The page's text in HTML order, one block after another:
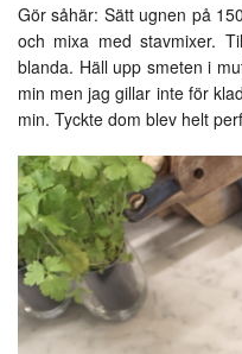
Gör såhär: Sätt ugnen på
och mixa med stavmixer.
blanda. Häll upp smeten i
min men jag gillar inte för
min. Tyckte dom blev helt